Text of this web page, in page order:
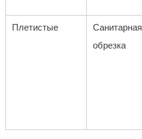
Плетистые
Санитарная
обрезка